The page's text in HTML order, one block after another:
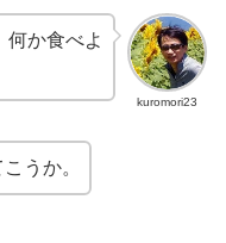
kuromori23
何か食べよ
うか。